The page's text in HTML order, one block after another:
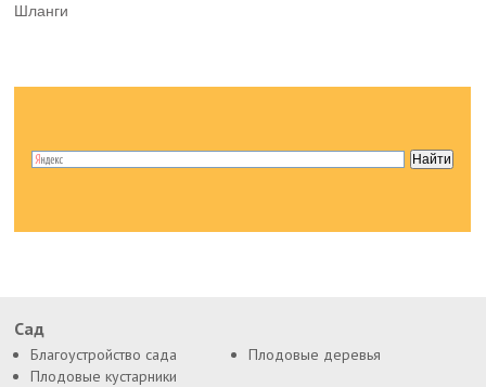
Шланги
Сад
Благоустройство сада
Плодовые деревья
Плодовые кустарники